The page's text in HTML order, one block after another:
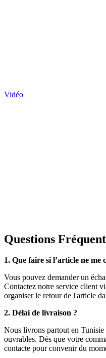
Vidéo
Questions
1. Que faire si l’article ne me
Vous pouvez demander un
Contactez notre service client
organiser le retour de l'article
2. Délai de livraison ?
Nous livrons partout en Tunisie
ouvrables. Dès que votre
contacte pour convenir du